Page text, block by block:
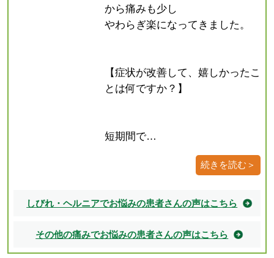
から痛みも少し
やわらぎ楽になってきました。
【症状が改善して、嬉しかったこ
とは何ですか？】
短期間で…
続きを読む＞
しびれ・ヘルニアでお悩みの患者さんの声はこちら
その他の痛みでお悩みの患者さんの声はこちら